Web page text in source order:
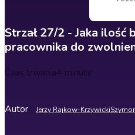
Strzał 27/2 - Jaka ilość
pracownika do
Czas trwania4 minuty
Autor Jerzy Rajkow-Krzywicki